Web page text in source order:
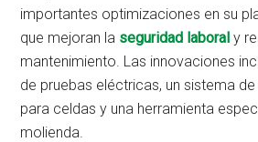
importantes optimizaciones en su
que mejoran la seguridad laboral y
mantenimiento. Las innovaciones
de pruebas eléctricas, un sistema
para celdas y una herramienta
molienda.